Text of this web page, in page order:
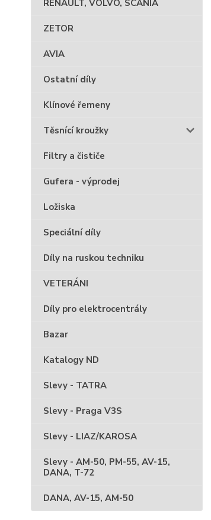
RENAULT, VOLVO, SCANIA
ZETOR
AVIA
Ostatní díly
Klínové řemeny
Těsnící kroužky
Filtry a čističe
Gufera - výprodej
Ložiska
Speciální díly
Díly na ruskou techniku
VETERÁNI
Díly pro elektrocentrály
Bazar
Katalogy ND
Slevy - TATRA
Slevy - Praga V3S
Slevy - LIAZ/KAROSA
Slevy - AM-50, PM-55, AV-15,
DANA, T-72
DANA, AV-15, AM-50